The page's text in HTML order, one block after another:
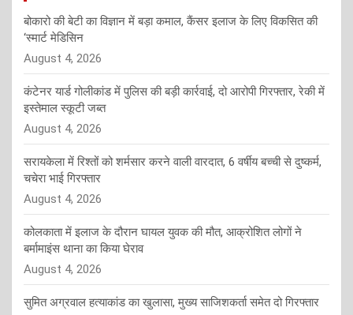
बोकारो की बेटी का विज्ञान में बड़ा कमाल, कैंसर इलाज के लिए विकसित की
‘स्मार्ट मेडिसिन
August 4, 2026
कंटेनर यार्ड गोलीकांड में पुलिस की बड़ी कार्रवाई, दो आरोपी गिरफ्तार, रेकी में
इस्तेमाल स्कूटी जब्त
August 4, 2026
सरायकेला में रिश्तों को शर्मसार करने वाली वारदात, 6 वर्षीय बच्ची से दुष्कर्म,
चचेरा भाई गिरफ्तार
August 4, 2026
कोलकाता में इलाज के दौरान घायल युवक की मौत, आक्रोशित लोगों ने
बर्मामाइंस थाना का किया घेराव
August 4, 2026
सुमित अग्रवाल हत्याकांड का खुलासा, मुख्य साजिशकर्ता समेत दो गिरफ्तार